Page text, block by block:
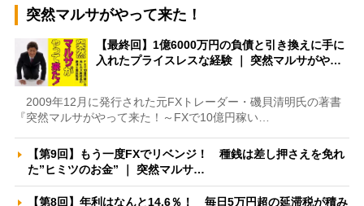
突然マルサがやって来た！
【最終回】1億6000万円の負債と引き換えに手に
入れたプライスレスな経験 ｜ 突然マルサがや…
2009年12月に発行された元FXトレーダー・磯貝清明氏の著書
『突然マルサがやって来た！～FXで10億円稼い…
【第9回】もう一度FXでリベンジ！ 種銭は差し押さえを免れ
た”ヒミツのお金” ｜ 突然マルサ…
【第8回】年利はなんと14.6％！ 毎日5万円超の延滞税が積み